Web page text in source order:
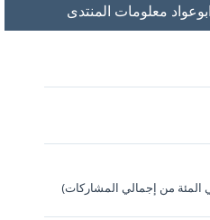
معلومات المنتدى